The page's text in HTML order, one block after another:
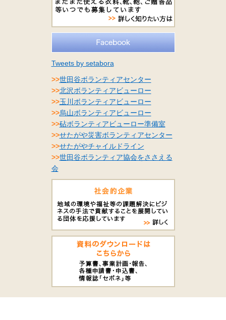
Tweets by setabora
>>世田谷ボランティアセンター
>>北沢ボランティアビューロー
>>玉川ボランティアビューロー
>>烏山ボランティアビューロー
>>砧ボランティアビューロー準備室
>>せたがや災害ボランティアセンター
>>せたがやチャイルドライン
>>世田谷ボランティア協会をささえる
会